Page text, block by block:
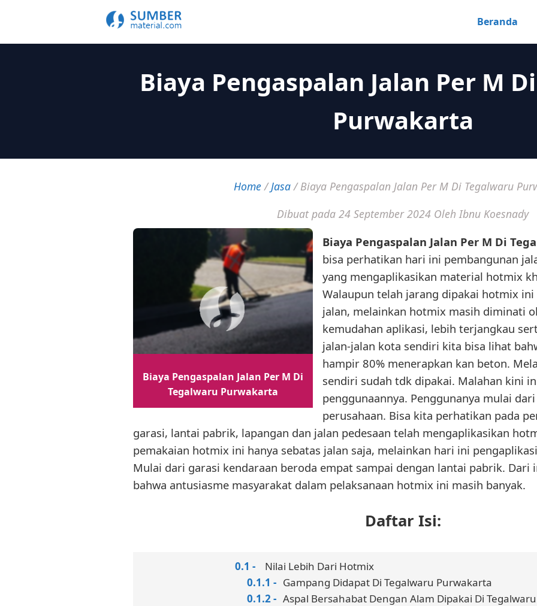
Beranda
Biaya Pengaspalan Jalan Per M
Purwakarta
Home/Jasa/Biaya Pengaspalan Jalan Per M Di Tegalwaru
Dibuat pada 24 September 2024 Oleh Ibnu Koesnady
Biaya Pengaspalan Jalan Per M Di
Tegalwaru Purwakarta
Biaya Pengaspalan Jalan Per M Di
bisa perhatikan hari ini pembangunan
yang mengaplikasikan material hotmix
Walaupun telah jarang dipakai hotmix
jalan, melainkan hotmix masih diminati
kemudahan aplikasi, lebih terjangkau
jalan-jalan kota sendiri kita bisa lihat
hampir 80% menerapkan kan beton.
sendiri sudah tdk dipakai. Malahan kini
penggunaannya. Penggunanya mulai
perusahaan. Bisa kita perhatikan pada
garasi, lantai pabrik, lapangan dan jalan pedesaan telah mengaplikasikan
pemakaian hotmix ini hanya sebatas jalan saja, melainkan hari ini
Mulai dari garasi kendaraan beroda empat sampai dengan lantai pabrik. Dari
bahwa antusiasme masyarakat dalam pelaksanaan hotmix ini masih banyak.
Daftar Isi:
Nilai Lebih Dari Hotmix
Gampang Didapat Di Tegalwaru Purwakarta
Aspal Bersahabat Dengan Alam Dipakai Di Tegalwaru